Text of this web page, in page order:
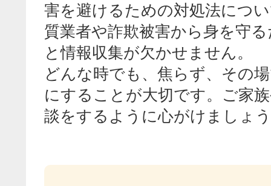
害を避けるための対処法につ
質業者や詐欺被害から身を守
と情報収集が欠かせません。
どんな時でも、焦らず、その
にすることが大切です。ご家
談をするように心がけましょ